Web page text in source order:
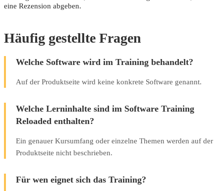
eine Rezension abgeben.
Häufig gestellte Fragen
Welche Software wird im Training behandelt?
Auf der Produktseite wird keine konkrete Software genannt.
Welche Lerninhalte sind im Software Training
Reloaded enthalten?
Ein genauer Kursumfang oder einzelne Themen werden auf der
Produktseite nicht beschrieben.
Für wen eignet sich das Training?